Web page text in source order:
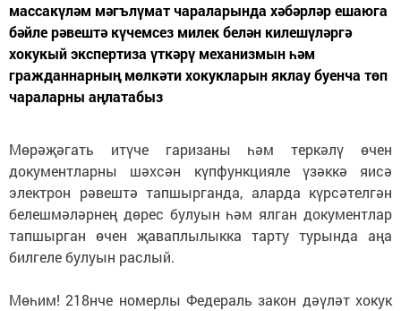
массакүләм мәгълүмат чараларында хәбәрләр ешаюга
бәйле рәвештә күчемсез милек белән килешүләргә
хокукый экспертиза үткәрү механизмын һәм
гражданнарның мөлкәти хокукларын яклау буенча төп
чараларны аңлатабыз
Мөрәҗәгать итүче гаризаны һәм теркәлү өчен
документларны шәхсән күпфункцияле үзәккә яисә
электрон рәвештә тапшырганда, аларда күрсәтелгән
белешмәләрнең дөрес булуын һәм ялган документлар
тапшырган өчен җаваплылыкка тарту турында аңа
билгеле булуын раслый.
Мөһим! 218нче номерлы Федераль закон дәүләт хокук